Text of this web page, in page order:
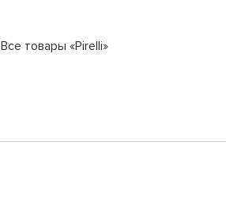
Все товары «Pirelli»